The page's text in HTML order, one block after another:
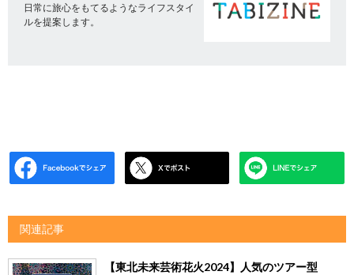
日常に旅心をもてるようなライフスタイ
ルを提案します。
関連記事
【東北未来芸術花火2024】人気のツアー型